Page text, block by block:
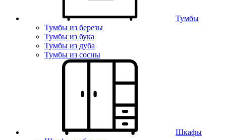
Тумбы
Тумбы из березы
Тумбы из бука
Тумбы из дуба
Тумбы из сосны
Шкафы